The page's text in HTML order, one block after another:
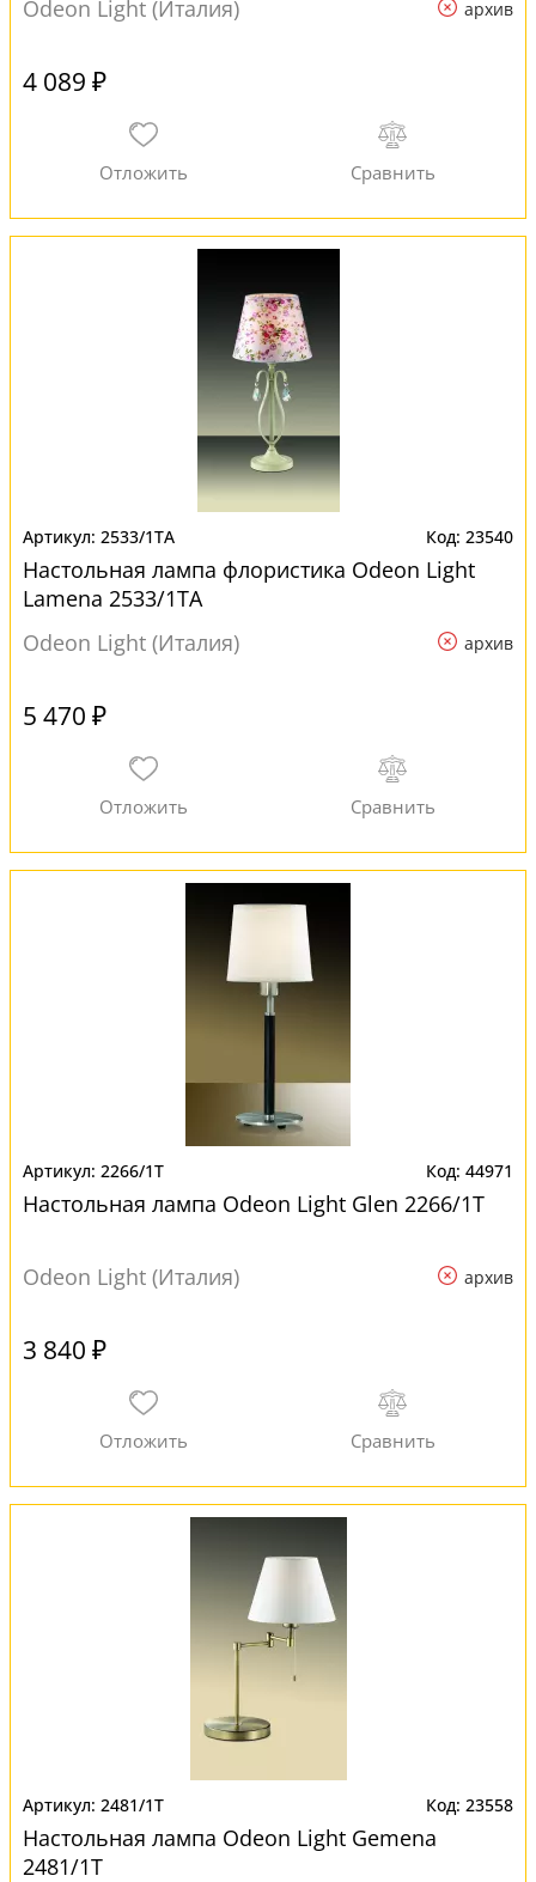
Odeon Light (Италия)
архив
4 089 ₽
2533/1TA 23540
Настольная лампа флористика Odeon Light
Lamena 2533/1TA
Odeon Light (Италия)
архив
5 470 ₽
2266/1T 44971
Настольная лампа Odeon Light Glen 2266/1T
Odeon Light (Италия) архив
3 840 ₽
2481/1T 23558
Настольная лампа Odeon Light Gemena
2481/1T